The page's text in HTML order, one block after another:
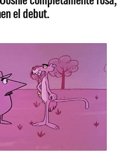
el debut.